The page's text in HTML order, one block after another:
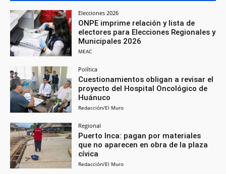
Elecciones 2026
ONPE imprime relación y lista de
electores para Elecciones Regionales y
Municipales 2026
MEAC
Política
Cuestionamientos obligan a revisar el
proyecto del Hospital Oncológico de
Huánuco
Redacción/El Muro
Regional
Puerto Inca: pagan por materiales
que no aparecen en obra de la plaza
cívica
Redacción/El Muro